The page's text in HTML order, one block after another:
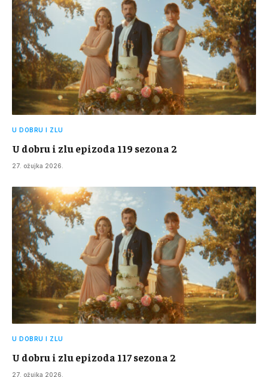
U DOBRU I ZLU
U dobru i zlu epizoda 119 sezona 2
27. ožujka 2026.
U DOBRU I ZLU
U dobru i zlu epizoda 117 sezona 2
27. ožujka 2026.